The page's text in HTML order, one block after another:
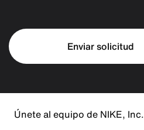
Enviar solicitud
Únete al equipo de NIKE, Inc.